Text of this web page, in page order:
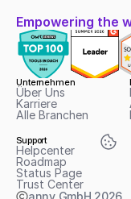
Empowering the
Unternehmen
Über Uns
Karriere
Alle Branchen
Support
Helpcenter
Roadmap
Status Page
Trust Center
anny GmbH 2026